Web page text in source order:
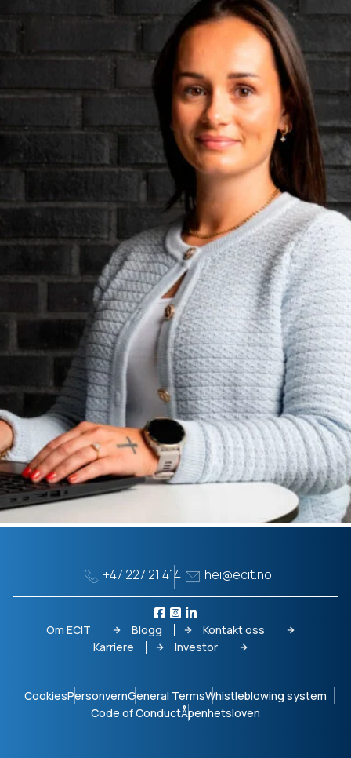
CookiesPersonvernGeneral TermsWhistleblowing system
Code of ConductÅpenhetsloven
+47 227 21 414 hei@ecit.no
Om ECIT Blogg
Kontakt oss
Karriere
Investor